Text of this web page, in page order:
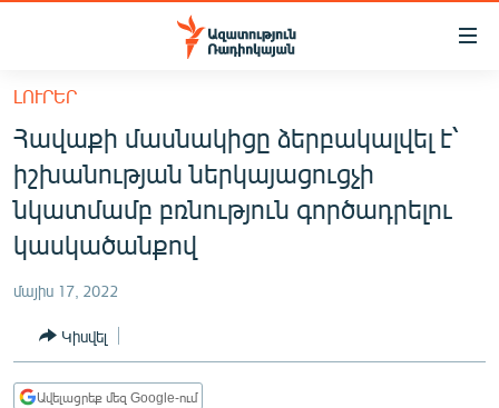
Մատչելիության
հիմնական
բովանդակությանը
Անցնել
հիմնական
մենյուին
Որոնում
ՀԱՅԱՍՏԱՆ
ՔԱՂԱՔԱԿԱՆ
ԸՆՏՐՈՒԹՅՈՒՆՆԵՐ 2026
ՏՆՏԵՍՈՒԹՅՈՒՆ
ՂԱՐԱԲԱՂ
ԼՈՒՐԵՐ
Հավաքի մասնակիցը ձերբակալվել է՝
իշխանության ներկայացուցչի
նկատմամբ բռնություն գործադրելու
կասկածանքով
մայիս 17, 2022
Կիսվել
Ավելացրեք մեզ Google-ում